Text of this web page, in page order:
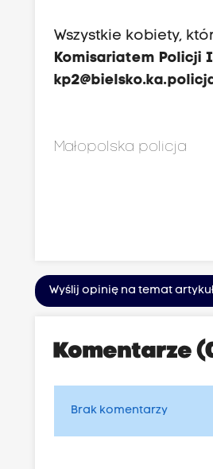
Wszystkie kobiety,
Komisariatem Policji
Małopolska policja
Wyślij opinię na temat
Komentarze
Brak komentarzy